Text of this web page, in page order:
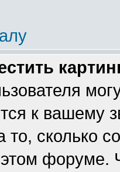
к вашему
сколько
форуме.